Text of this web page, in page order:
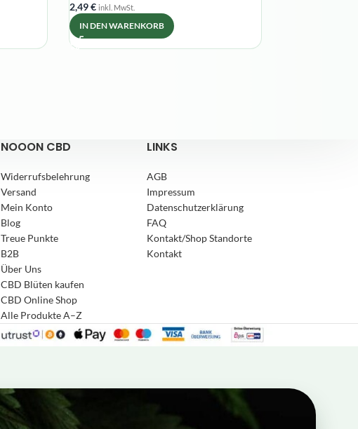
2,49€ inkl. MwSt.
IN DEN WARENKORB
NOOON CBD
Widerrufsbelehrung
Versand
Mein Konto
Blog
Treue Punkte
B2B
Über Uns
CBD Blüten kaufen
CBD Online Shop
Alle Produkte A–Z
LINKS
AGB
Impressum
Datenschutzerklärung
FAQ
Kontakt/Shop Standorte
Kontakt
Facebook
3.8.2026